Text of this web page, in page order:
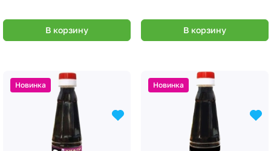
В корзину В корзину
Новинка Новинка